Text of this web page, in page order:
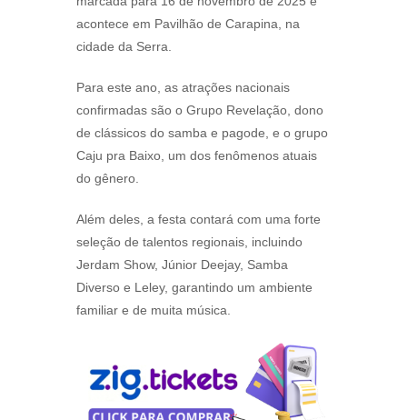
acontece em Pavilhão de Carapina, na
cidade da Serra.
Para este ano, as atrações nacionais
confirmadas são o Grupo Revelação, dono
de clássicos do samba e pagode, e o grupo
Caju pra Baixo, um dos fenômenos atuais
do gênero.
Além deles, a festa contará com uma forte
seleção de talentos regionais, incluindo
Jerdam Show, Júnior Deejay, Samba
Diverso e Leley, garantindo um ambiente
familiar e de muita música.